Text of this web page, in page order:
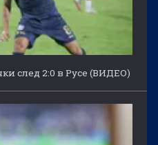
след 2:0 в Русе (ВИДЕО)